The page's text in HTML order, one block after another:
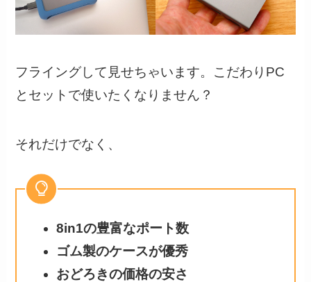
フライングして見せちゃいます。こだわりPC
とセットで使いたくなりません？
それだけでなく、
8in1の豊富なポート数
ゴム製のケースが優秀
おどろきの価格の安さ